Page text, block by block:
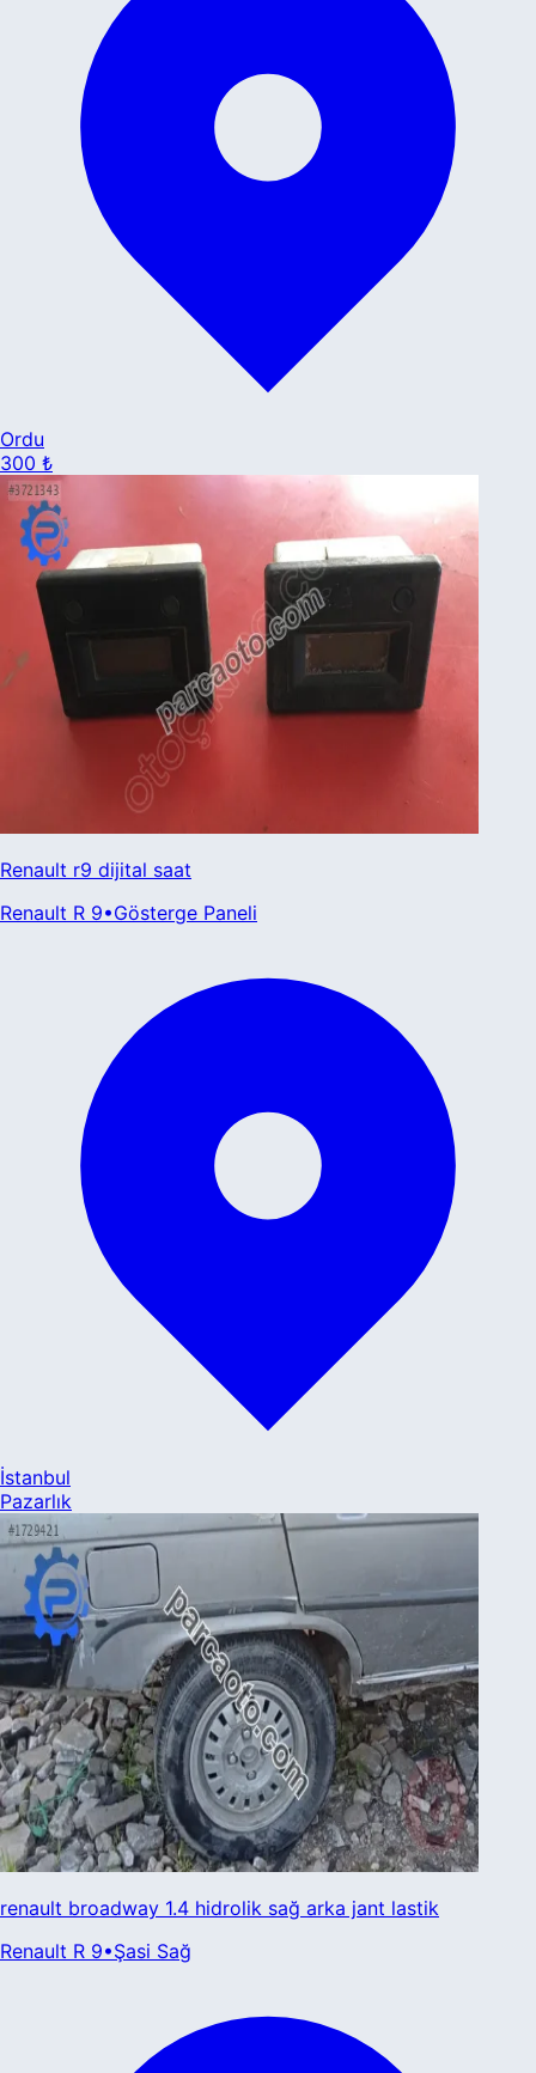
Ordu
300 ₺
Renault r9 dijital saat
Renault R 9•Gösterge Paneli
İstanbul
Pazarlık
renault broadway 1.4 hidrolik sağ arka jant lastik
Renault R 9•Şasi Sağ